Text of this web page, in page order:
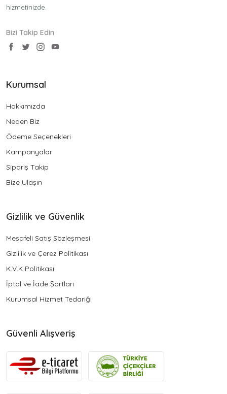
hizmetinizde.
Bizi Takip Edin
Kurumsal
Hakkımızda
Neden Biz
Ödeme Seçenekleri
Kampanyalar
Sipariş Takip
Bize Ulaşın
Gizlilik ve Güvenlik
Mesafeli Satış Sözleşmesi
Gizlilik ve Çerez Politikası
K.V.K Politikası
İptal ve İade Şartları
Kurumsal Hizmet Tedariği
Güvenli Alışveriş